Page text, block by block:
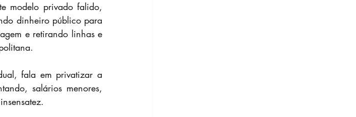
modelo privado falido,
dinheiro público para
e retirando linhas e
fala em privatizar a
salários menores,